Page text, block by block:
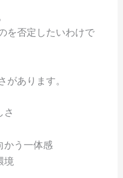
を否定したいわけで
あります。
さ
かう一体感
境